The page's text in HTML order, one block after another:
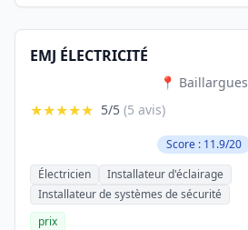
EMJ ÉLECTRICITÉ
📍 Baillargues
★★★★★ 5/5 (5 avis)
Score : 11.9/20
Électricien
Installateur d'éclairage
Installateur de systèmes de sécurité
prix